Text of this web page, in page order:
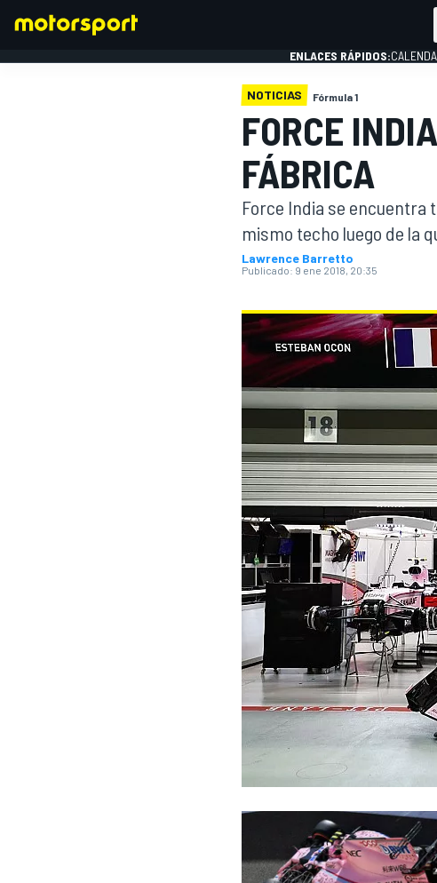
ENLACES RÁPIDOS:
NOTICIAS Fórmula 1
FORCE
FÁBRICA
Force India se encuentra
mismo techo luego de la
Lawrence Barretto
Publicado: 9 ene 2018, 20:35